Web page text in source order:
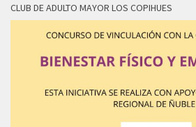
CLUB DE ADULTO MAYOR LOS COPIHUES